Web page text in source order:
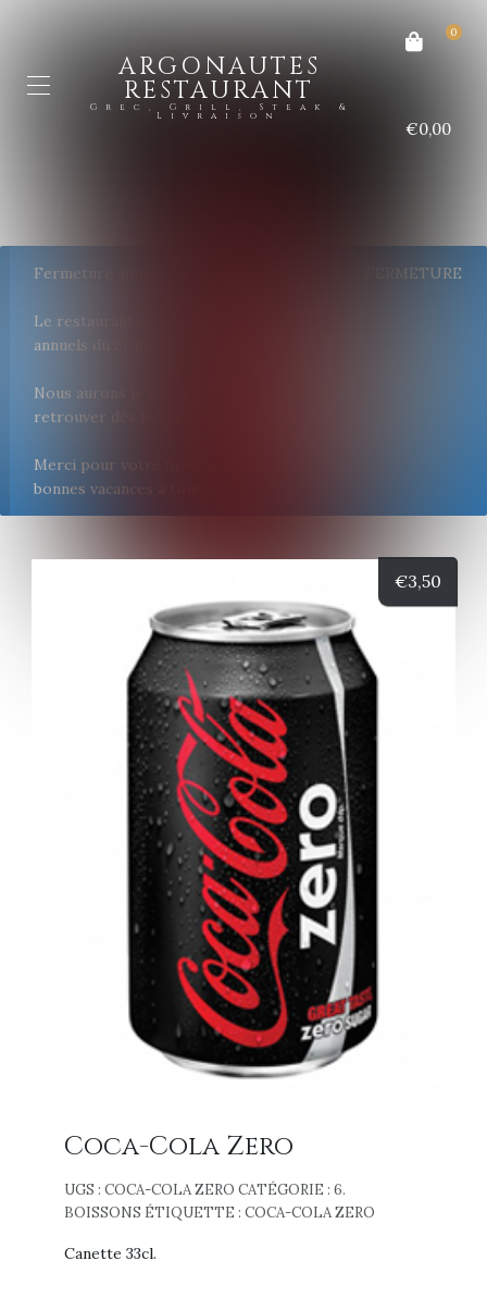
ARGONAUTES
RESTAURANT
Grec, Grill, Steak &
Livraison
0
€0,00
FERMETURE
Fermeture annuelle
Le restaurant sera fermé pour congés
annuels du 27 juillet au 26 août inclus.
Nous aurons le plaisir de vous
retrouver dès le mardi 27 août.
Merci pour votre fidélité et très
bonnes vacances à tous!
€3,50
Coca-Cola Zero
UGS : COCA-COLA ZERO CATÉGORIE : 6.
BOISSONS ÉTIQUETTE : COCA-COLA ZERO
Canette 33cl.